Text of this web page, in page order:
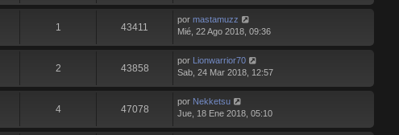
1 43411
por mastamuzz
Mié, 22 Ago 2018, 09:36
2 43858
por Lionwarrior70
Sab, 24 Mar 2018, 12:57
4 47078
por Nekketsu
Jue, 18 Ene 2018, 05:10